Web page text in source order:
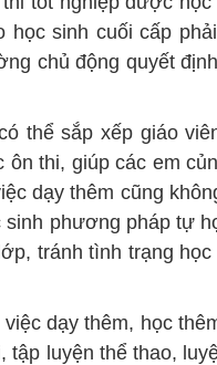
sinh cuối cấp
chủ động quyết
thể sắp xếp giáo
thi, giúp các em
dạy thêm cũng
sinh phương pháp tự
tránh tình trạng học
dạy thêm, học
luyện thể thao,